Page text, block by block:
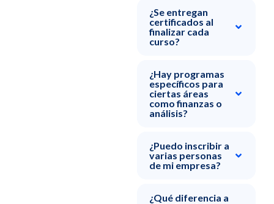
¿Se entregan
certificados al
finalizar cada
curso?
¿Hay programas
específicos para
ciertas áreas
como finanzas o
análisis?
¿Puedo inscribir a
varias personas
de mi empresa?
¿Qué diferencia a